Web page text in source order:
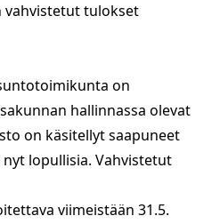
vahvistetut tulokset
on
hallinnassa olevat
on käsitellyt saapuneet
lopullisia. Vahvistetut
viimeistään 31.5.